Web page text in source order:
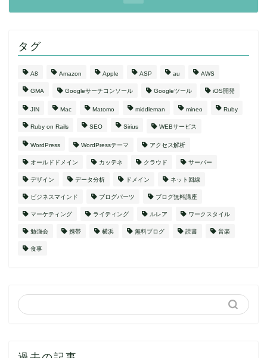
タグ
A8 Amazon Apple ASP au AWS
GMA Googleサーチコンソール Googleツール iOS開発
JIN Mac Matomo middleman mineo Ruby
Ruby on Rails SEO Sirius WEBサービス
WordPress WordPressテーマ アクセス解析
オールドドメイン カッテネ クラウド サーバー
デザイン データ分析 ドメイン ネット回線
ビジネスマインド ブログパーツ ブログ無料講座
マーケティング ライティング ルレア ワークスタイル
勉強会 携帯 横浜 無料ブログ 読書 音楽
食事